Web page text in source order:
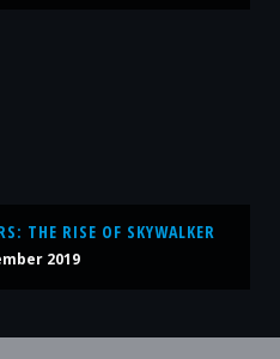
THE RISE OF SKYWALKER
2019